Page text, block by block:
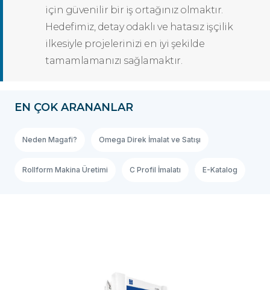
için güvenilir bir iş ortağınız olmaktır.
Hedefimiz, detay odaklı ve hatasız işçilik
ilkesiyle projelerinizi en iyi şekilde
tamamlamanızı sağlamaktır.
EN ÇOK ARANANLAR
Neden Magafi? Omega Direk İmalat ve Satışı
Rollform Makina Üretimi C Profil İmalatı E-Katalog